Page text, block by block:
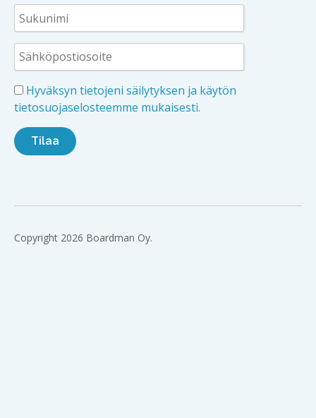
Hyväksyn tietojeni säilytyksen ja käytön
tietosuojaselosteemme mukaisesti.
Copyright 2026 Boardman Oy.